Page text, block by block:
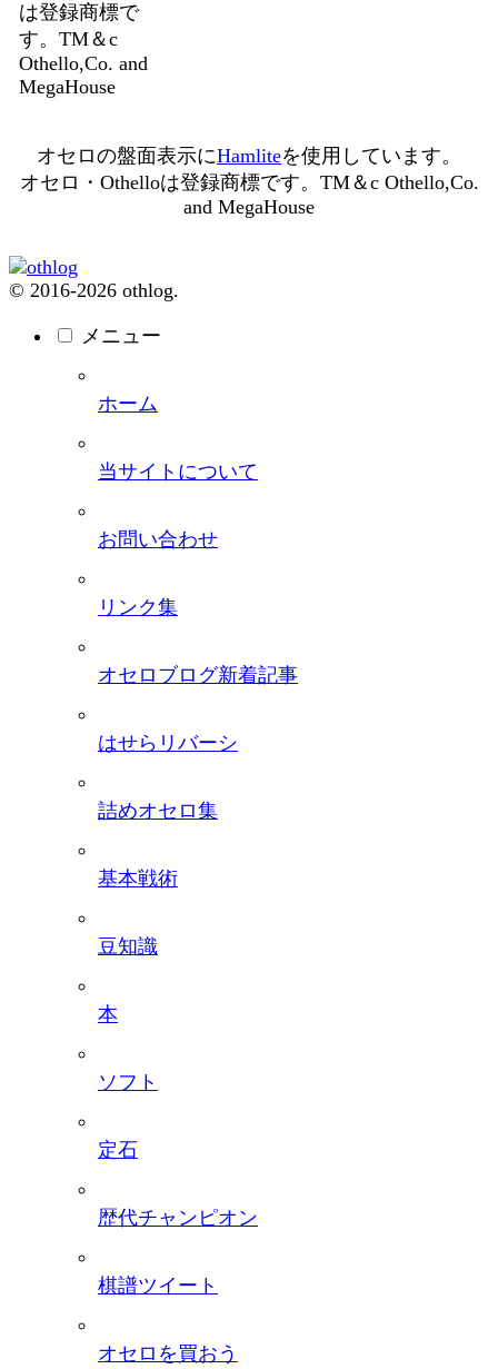
は登録商標で
す。TM＆c
Othello,Co. and
MegaHouse
オセロの盤面表示にHamliteを使用しています。
オセロ・Othelloは登録商標です。TM＆c Othello,Co.
and MegaHouse
© 2016-2026 othlog.
メニュー
ホーム
当サイトについて
お問い合わせ
リンク集
オセロブログ新着記事
はせらリバーシ
詰めオセロ集
基本戦術
豆知識
本
ソフト
定石
歴代チャンピオン
棋譜ツイート
オセロを買おう